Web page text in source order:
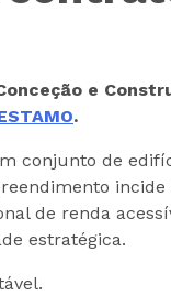
e
.
conjunto de
de renda
estratégica.